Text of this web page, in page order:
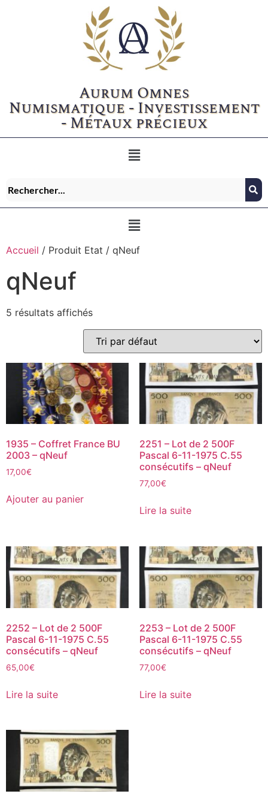
Aurum Omnes
Numismatique - Investissement
- Métaux précieux
Accueil / Produit Etat / qNeuf
qNeuf
5 résultats affichés
1935 – Coffret France BU
2003 – qNeuf
17,00€
Ajouter au panier
2251 – Lot de 2 500F
Pascal 6-11-1975 C.55
consécutifs – qNeuf
77,00€
Lire la suite
2252 – Lot de 2 500F
Pascal 6-11-1975 C.55
consécutifs – qNeuf
65,00€
Lire la suite
2253 – Lot de 2 500F
Pascal 6-11-1975 C.55
consécutifs – qNeuf
77,00€
Lire la suite